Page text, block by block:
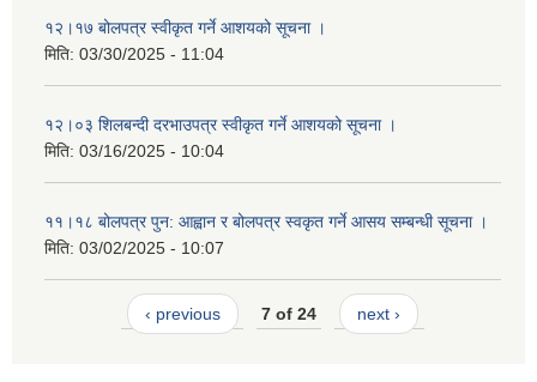
१२।१७ बोलपत्र स्वीकृत गर्ने आशयको सूचना ।
मिति: 03/30/2025 - 11:04
१२।०३ शिलबन्दी दरभाउपत्र स्वीकृत गर्ने आशयको सूचना ।
मिति: 03/16/2025 - 10:04
११।१८ बोलपत्र पुन: आह्वान र बोलपत्र स्वकृत गर्ने आसय सम्बन्धी सूचना ।
मिति: 03/02/2025 - 10:07
‹ previous 7 of 24 next ›